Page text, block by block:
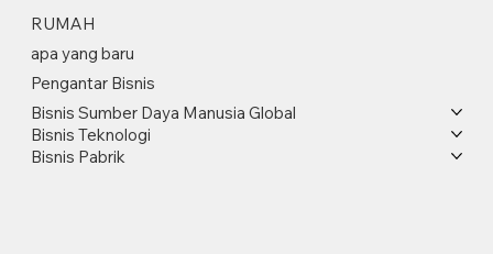
RUMAH
apa yang baru
Pengantar Bisnis
Bisnis Sumber Daya Manusia Global
Bisnis Teknologi
Bisnis Pabrik